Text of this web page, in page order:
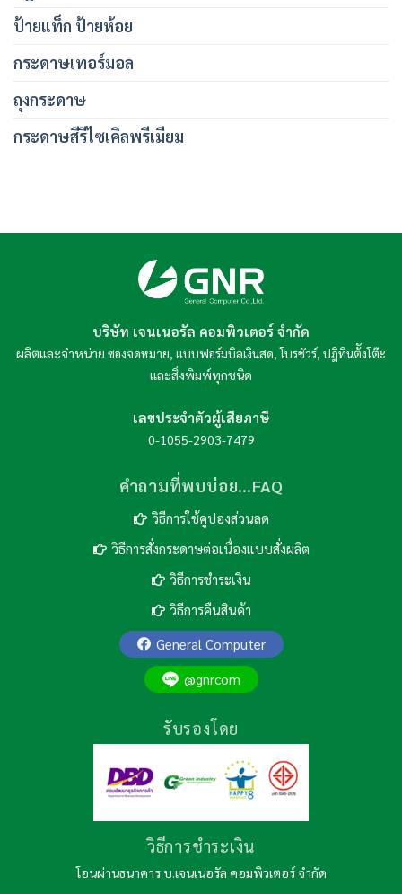
ป้ายแท็ก ป้ายห้อย
กระดาษเทอร์มอล
ถุงกระดาษ
กระดาษสีรีไซเคิลพรีเมียม
บริษัท เจนเนอรัล คอมพิวเตอร์ จำกัด
ผลิตและจำหน่าย ซองจดหมาย, แบบฟอร์มบิลเงินสด,โบรชัวร์, ปฎิทินต้ังโต๊ะ
และสิ่งพิมพ์ทุกชนิด
เลขประจำตัวผู้เสียภาษี
0-1055-2903-7479
คำถามที่พบบ่อย…FAQ
วิธีการใช้คูปองส่วนลด
วิธีการสั่งกระดาษต่อเนื่องแบบสั่งผลิต
วิธีการชำระเงิน
วิธีการคืนสินค้า
General Computer
@gnrcom
รับรองโดย
วิธีการชำระเงิน
โอนผ่านธนาคาร บ.เจนเนอรัล คอมพิวเตอร์ จำกัด